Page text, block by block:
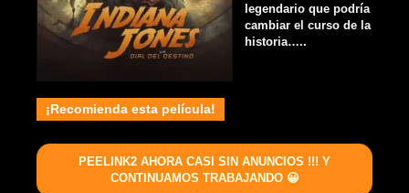
legendario que podría
cambiar el curso de la
historia…..
¡Recomienda esta película!
PEELINK2 AHORA CASI SIN ANUNCIOS !!! Y
CONTINUAMOS TRABAJANDO 😀